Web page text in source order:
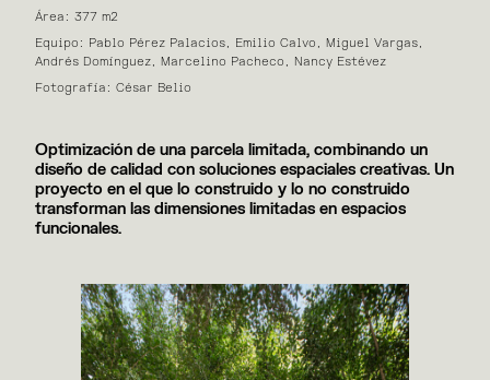
Área: 377 m2
Equipo: Pablo Pérez Palacios, Emilio Calvo, Miguel Vargas,
Andrés Domínguez, Marcelino Pacheco, Nancy Estévez
Fotografía: César Belio
Optimización de una parcela limitada, combinando un
diseño de calidad con soluciones espaciales creativas. Un
proyecto en el que lo construido y lo no construido
transforman las dimensiones limitadas en espacios
funcionales.